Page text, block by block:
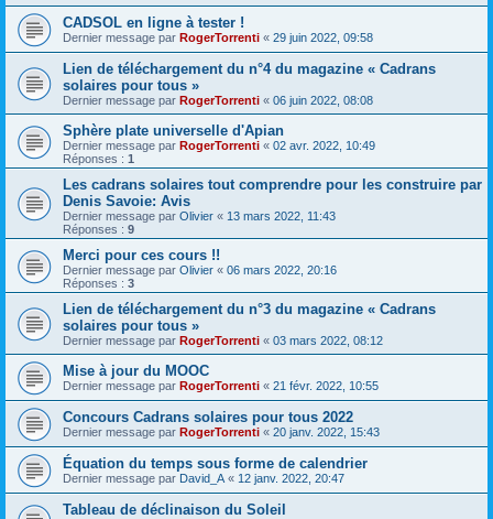
CADSOL en ligne à tester !
Dernier message par RogerTorrenti « 29 juin 2022, 09:58
Lien de téléchargement du n°4 du magazine « Cadrans
solaires pour tous »
Dernier message par RogerTorrenti « 06 juin 2022, 08:08
Sphère plate universelle d'Apian
Dernier message par RogerTorrenti « 02 avr. 2022, 10:49
Réponses : 1
Les cadrans solaires tout comprendre pour les construire par
Denis Savoie: Avis
Dernier message par Olivier « 13 mars 2022, 11:43
Réponses : 9
Merci pour ces cours !!
Dernier message par Olivier « 06 mars 2022, 20:16
Réponses : 3
Lien de téléchargement du n°3 du magazine « Cadrans
solaires pour tous »
Dernier message par RogerTorrenti « 03 mars 2022, 08:12
Mise à jour du MOOC
Dernier message par RogerTorrenti « 21 févr. 2022, 10:55
Concours Cadrans solaires pour tous 2022
Dernier message par RogerTorrenti « 20 janv. 2022, 15:43
Équation du temps sous forme de calendrier
Dernier message par David_A « 12 janv. 2022, 20:47
Tableau de déclinaison du Soleil